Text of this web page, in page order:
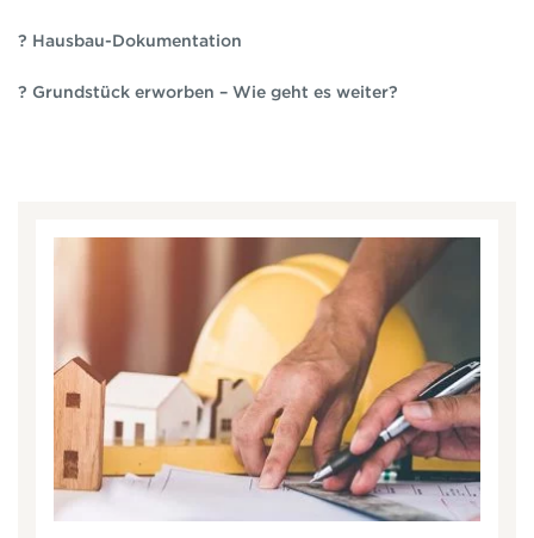
? Hausbau-Dokumentation
? Grundstück erworben – Wie geht es weiter?